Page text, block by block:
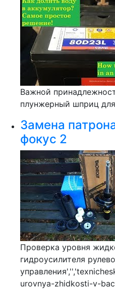
Важной
плунжерный шприц
Замена
фокус 2
Проверка уровня
гидроусилителя
urovnya-zhidkosti-v-